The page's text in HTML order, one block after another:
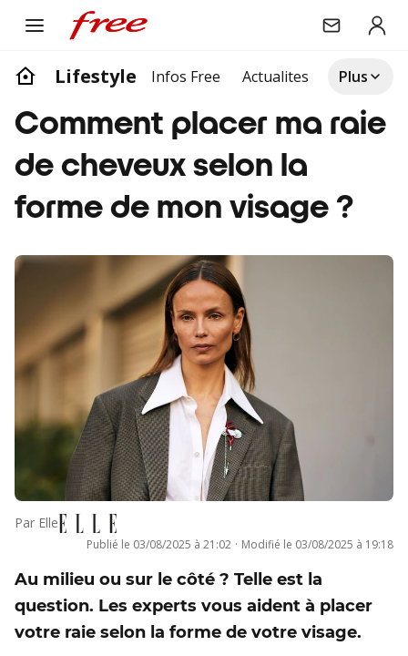
Lifestyle Infos Free Actualites Plus
Comment placer ma raie
de cheveux selon la
forme de mon visage ?
Par Elle
Publié le 03/08/2025 à 21:02 · Modifié le 03/08/2025 à 19:18
Au milieu ou sur le côté ? Telle est la
question. Les experts vous aident à placer
votre raie selon la forme de votre visage.